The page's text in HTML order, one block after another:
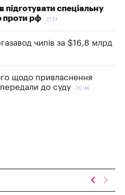
спеціальну
проти рф
21:51
чипів за $16,8 млрд
щодо привласнення
до суду
20:46